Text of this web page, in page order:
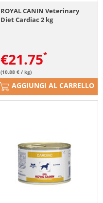
ROYAL CANIN Veterinary
Diet Cardiac 2 kg
€21.75
(10.88 € / kg)
AGGIUNGI AL CARRELLO